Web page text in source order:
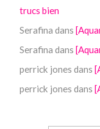
trucs bien
Serafina dans
Serafina dans
perrick jones dans
perrick jones dans